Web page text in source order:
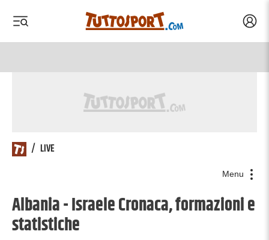
/ LIVE
Menu
Albania - Israele Cronaca, formazioni e
statistiche